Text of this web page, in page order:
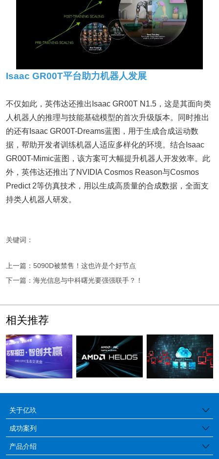
Isaac GR00T平台助力机器人发展
不仅如此，英伟达还推出Isaac GR00T N1.5，这是其面向类
人机器人的推理与技能基础模型的首次升级版本。同时推出
的还有Isaac GR00T-Dreams蓝图，用于生成合成运动数
据，帮助开发者训练机器人适应多样化的环境。结合Isaac
GR00T-Mimic蓝图，该方案可大幅提升机器人开发效率。此
外，英伟达还推出了NVIDIA Cosmos Reason与Cosmos
Predict 2等仿真技术，用以生成高质量的合成数据，全面支
持类人机器人研发。
关键词：
上一篇：5090D被禁售！这也许是个好节点
下一篇：海光信息与中科曙光要强强联手？！
相关推荐
关于亿玖
公司简介
品牌特色
成功案列
医疗行业
产品介绍